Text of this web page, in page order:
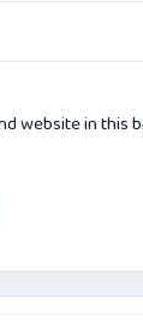
website in